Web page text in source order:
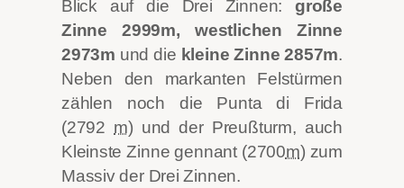
Blick auf die Drei Zinnen:große
Zinne 2999m, westlichen Zinne
2973m und die kleine Zinne 2857m.
Neben den markanten Felstürmen
zählen noch die Punta di Frida
(2792 m) und der Preußturm, auch
Kleinste Zinne gennant (2700m) zum
Massiv der Drei Zinnen.